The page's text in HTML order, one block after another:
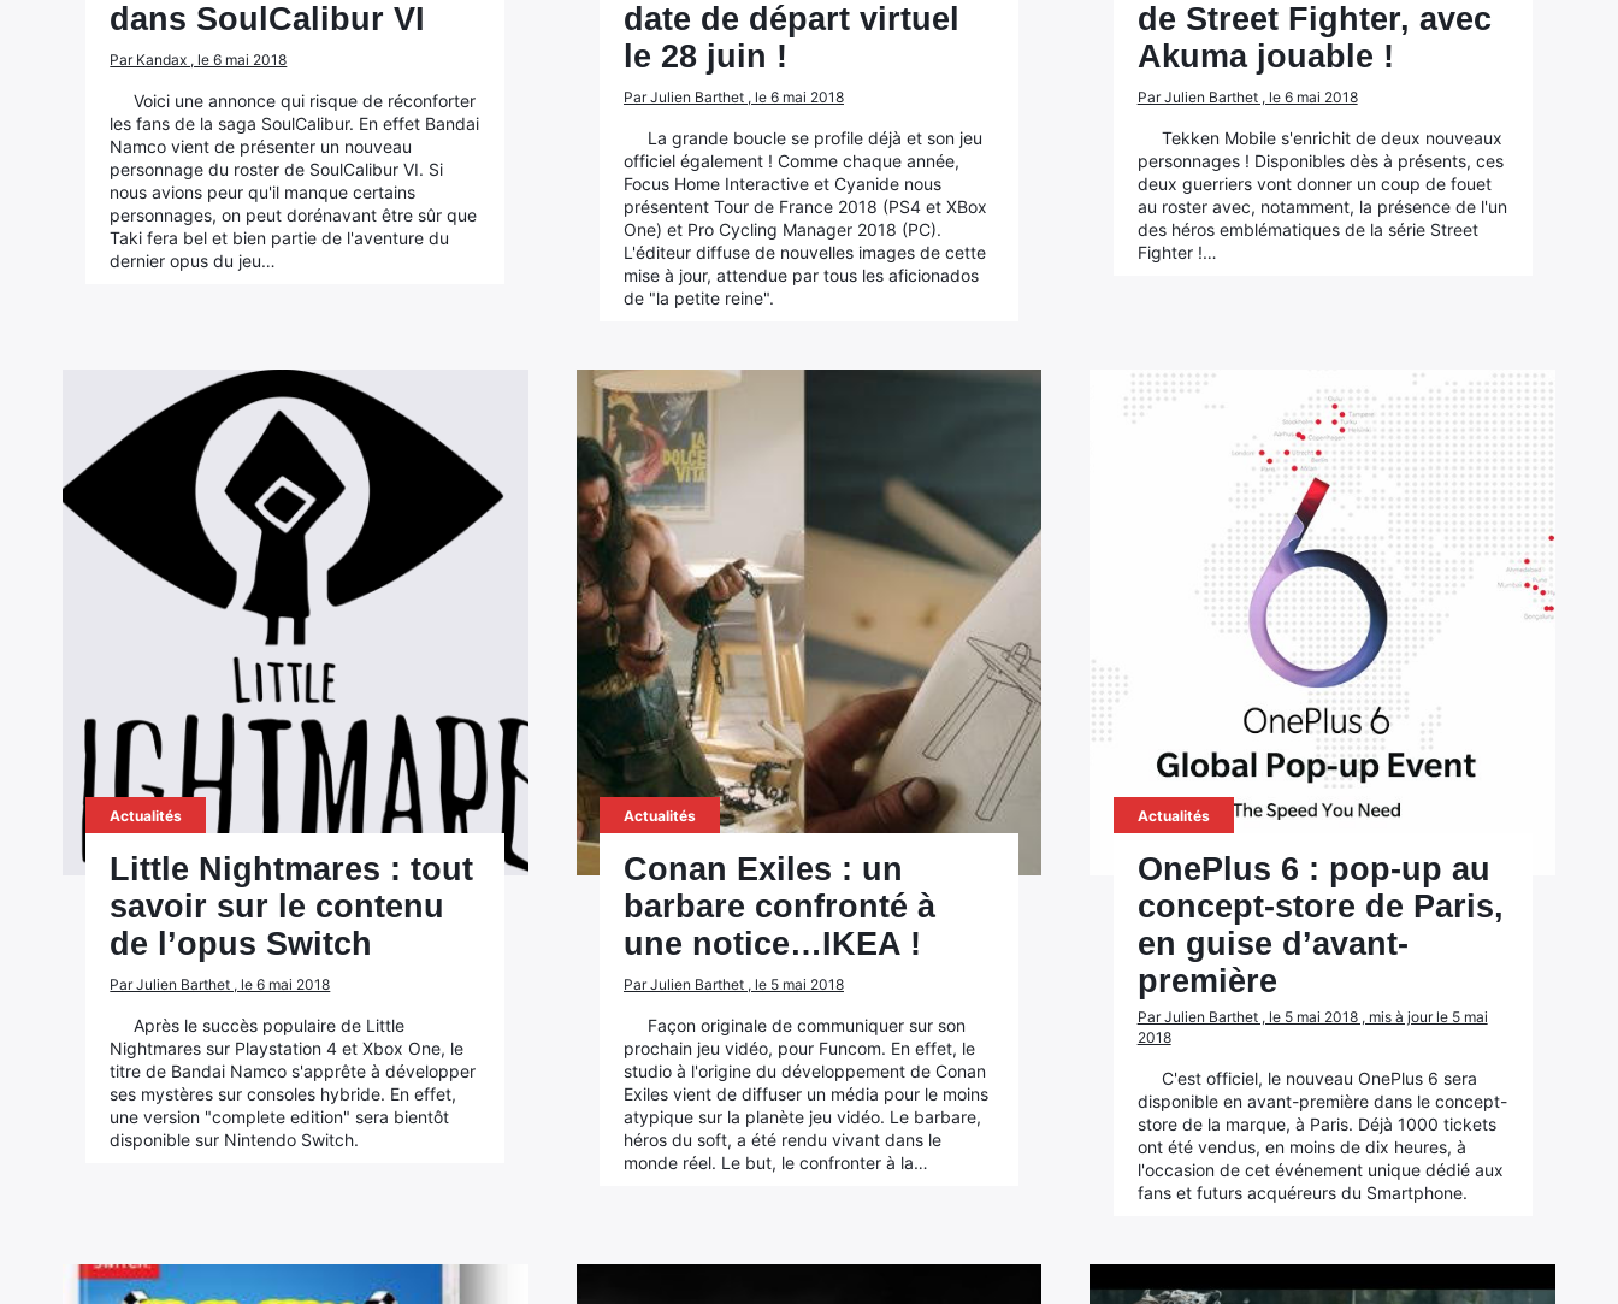
dans SoulCalibur VI
Par Kandax , le 6 mai 2018
Voici une annonce qui risque de réconforter
les fans de la saga SoulCalibur. En effet Bandai
Namco vient de présenter un nouveau
personnage du roster de SoulCalibur VI. Si
nous avions peur qu'il manque certains
personnages, on peut dorénavant être sûr que
Taki fera bel et bien partie de l'aventure du
dernier opus du jeu…
date de départ virtuel
le 28 juin !
Par Julien Barthet , le 6 mai 2018
La grande boucle se profile déjà et son jeu
officiel également ! Comme chaque année,
Focus Home Interactive et Cyanide nous
présentent Tour de France 2018 (PS4 et XBox
One) et Pro Cycling Manager 2018 (PC).
L'éditeur diffuse de nouvelles images de cette
mise à jour, attendue par tous les aficionados
de "la petite reine".
de Street Fighter, avec
Akuma jouable !
Par Julien Barthet , le 6 mai 2018
Tekken Mobile s'enrichit de deux nouveaux
personnages ! Disponibles dès à présents, ces
deux guerriers vont donner un coup de fouet
au roster avec, notamment, la présence de l'un
des héros emblématiques de la série Street
Fighter !…
Actualités
Little Nightmares : tout
savoir sur le contenu
de l’opus Switch
Par Julien Barthet , le 6 mai 2018
Après le succès populaire de Little
Nightmares sur Playstation 4 et Xbox One, le
titre de Bandai Namco s'apprête à développer
ses mystères sur consoles hybride. En effet,
une version "complete edition" sera bientôt
disponible sur Nintendo Switch.
Actualités
Conan Exiles : un
barbare confronté à
une notice…IKEA !
Par Julien Barthet , le 5 mai 2018
Façon originale de communiquer sur son
prochain jeu vidéo, pour Funcom. En effet, le
studio à l'origine du développement de Conan
Exiles vient de diffuser un média pour le moins
atypique sur la planète jeu vidéo. Le barbare,
héros du soft, a été rendu vivant dans le
monde réel. Le but, le confronter à la…
Actualités
OnePlus 6 : pop-up au
concept-store de Paris,
en guise d’avant-
première
Par Julien Barthet , le 5 mai 2018 , mis à jour le 5 mai
2018
C'est officiel, le nouveau OnePlus 6 sera
disponible en avant-première dans le concept-
store de la marque, à Paris. Déjà 1000 tickets
ont été vendus, en moins de dix heures, à
l'occasion de cet événement unique dédié aux
fans et futurs acquéreurs du Smartphone.